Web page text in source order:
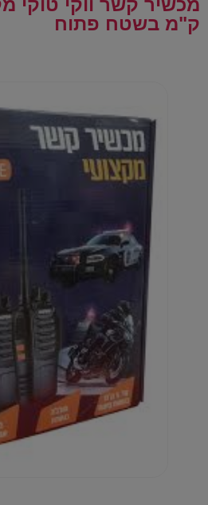
ק"מ בשטח פתוח